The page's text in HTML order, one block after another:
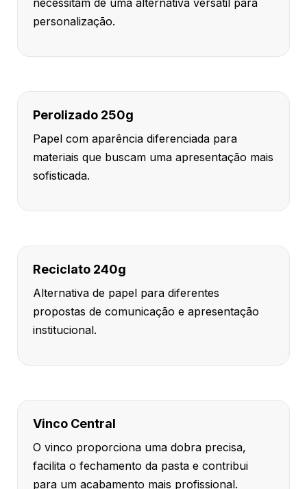
personalização.
Perolizado 250g
Papel com aparência diferenciada para
materiais que buscam uma apresentação mais
sofisticada.
Reciclato 240g
Alternativa de papel para diferentes
propostas de comunicação e apresentação
institucional.
Vinco Central
O vinco proporciona uma dobra precisa,
facilita o fechamento da pasta e contribui
para um acabamento mais profissional.